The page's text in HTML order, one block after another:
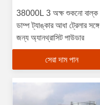
38000L 3 অক্ষ শুকনো বাল্ক
ডাম্প ট্যাঙ্কার আধা ট্রেলার সঙ্গে
জন্য অ্যানথ্রাসিট পাউডার
সেরা দাম পান